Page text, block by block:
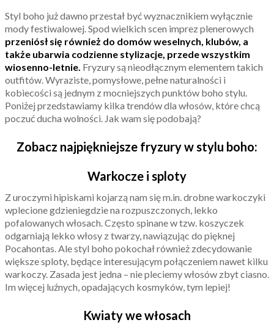
Styl boho już dawno przestał być wyznacznikiem wyłącznie
mody festiwalowej. Spod wielkich scen imprez plenerowych
przeniósł się również do domów weselnych, klubów, a
także ubarwia codzienne stylizacje, przede wszystkim
wiosenno-letnie. Fryzury są nieodłącznym elementem takich
outfitów. Wyraziste, pomysłowe, pełne naturalności i
kobiecości są jednym z mocniejszych punktów boho stylu.
Poniżej przedstawiamy kilka trendów dla włosów, które chcą
poczuć ducha wolności. Jak wam się podobają?
Zobacz najpiękniejsze fryzury w stylu boho:
Warkocze i sploty
Z uroczymi hipiskami kojarzą nam się m.in. drobne warkoczyki
wplecione gdzieniegdzie na rozpuszczonych, lekko
pofalowanych włosach. Często spinane w tzw. koszyczek
odgarniają lekko włosy z twarzy, nawiązując do pięknej
Pocahontas. Ale styl boho pokochał również zdecydowanie
większe sploty, będące interesującym połączeniem nawet kilku
warkoczy. Zasada jest jedna – nie pleciemy włosów zbyt ciasno.
Im więcej luźnych, opadających kosmyków, tym lepiej!
Kwiaty we włosach